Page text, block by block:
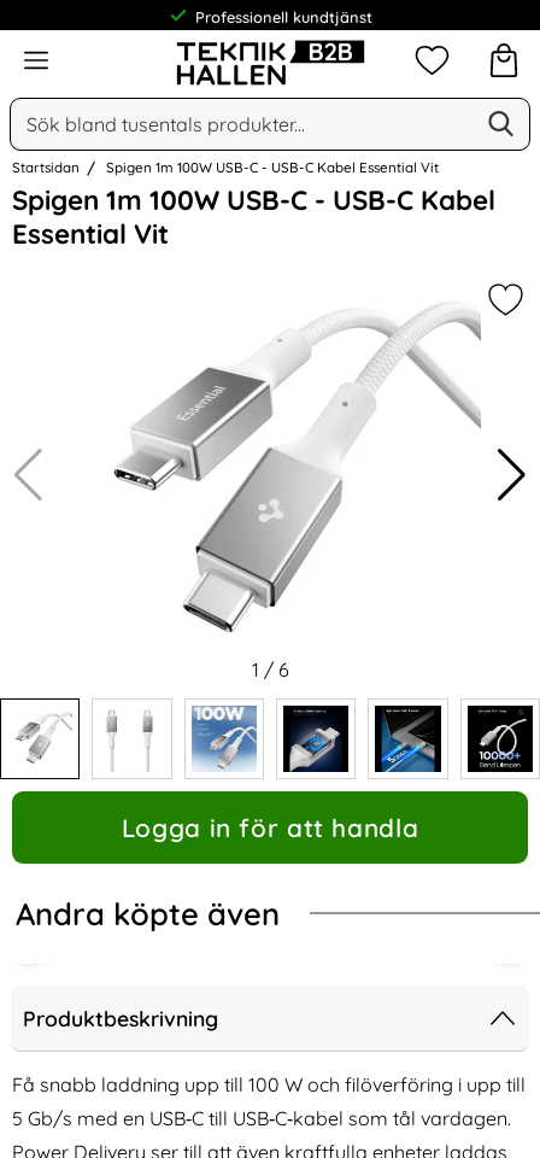
Professionell kundtjänst
Meny
Sök
Sök på Narse Group AB
Mina
Startsidan Spigen 1m 100W USB-C - USB-C Kabel Essential Vit
Spigen 1m 100W USB-C - USB-C Kabel
Essential Vit
Hoppa
över
Bilder
1 / 6
Logga in för att handla
Andra köpte även
Produktbeskrivning
Få snabb laddning upp till 100 W och filöverföring i upp till
5 Gb/s med en USB‑C till USB‑C‑kabel som tål vardagen.
Power Delivery ser till att även kraftfulla enheter laddas